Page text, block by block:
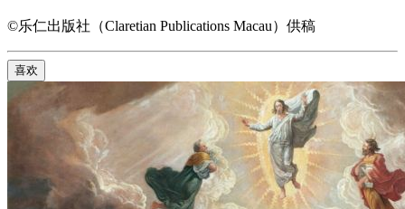
©乐仁出版社（Claretian Publications Macau）供稿
喜欢